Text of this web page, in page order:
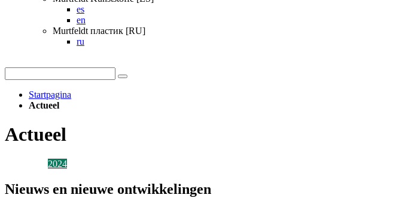
es
en
Murtfeldt пластик [RU]
ru
Startpagina
Actueel
Actueel
2024
Nieuws en nieuwe ontwikkelingen